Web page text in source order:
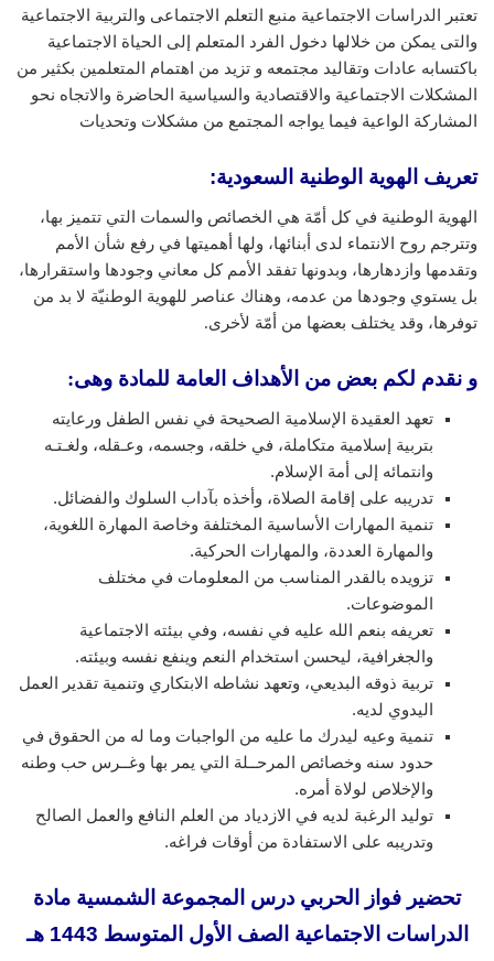
تعتبر الدراسات الاجتماعية منبع التعلم الاجتماعى والتربية الاجتماعية
والتى يمكن من خلالها دخول الفرد المتعلم إلى الحياة الاجتماعية
باكتسابه عادات وتقاليد مجتمعه و تزيد من اهتمام المتعلمين بكثير من
المشكلات الاجتماعية والاقتصادية والسياسية الحاضرة والاتجاه نحو
المشاركة الواعية فيما يواجه المجتمع من مشكلات وتحديات
تعريف الهوية الوطنية السعودية:
الهوية الوطنية في كل أمّة هي الخصائص والسمات التي تتميز بها،
وتترجم روح الانتماء لدى أبنائها، ولها أهميتها في رفع شأن الأمم
وتقدمها وازدهارها، وبدونها تفقد الأمم كل معاني وجودها واستقرارها،
بل يستوي وجودها من عدمه، وهناك عناصر للهوية الوطنيّة لا بد من
توفرها، وقد يختلف بعضها من أمّة لأخرى.
و نقدم لكم بعض من الأهداف العامة للمادة وهى:
تعهد العقيدة الإسلامية الصحيحة في نفس الطفل ورعايته
بتربية إسلامية متكاملة، في خلقه، وجسمه، وعـقله، ولغـتـه
وانتمائه إلى أمة الإسلام.
تدريبه على إقامة الصلاة، وأخذه بآداب السلوك والفضائل.
تنمية المهارات الأساسية المختلفة وخاصة المهارة اللغوية،
والمهارة العددة، والمهارات الحركية.
تزويده بالقدر المناسب من المعلومات في مختلف
الموضوعات.
تعريفه بنعم الله عليه في نفسه، وفي بيئته الاجتماعية
والجغرافية، ليحسن استخدام النعم وينفع نفسه وبيئته.
تربية ذوقه البديعي، وتعهد نشاطه الابتكاري وتنمية تقدير العمل
اليدوي لديه.
تنمية وعيه ليدرك ما عليه من الواجبات وما له من الحقوق في
حدود سنه وخصائص المرحــلة التي يمر بها وغــرس حب وطنه
والإخلاص لولاة أمره.
توليد الرغبة لديه في الازدياد من العلم النافع والعمل الصالح
وتدريبه على الاستفادة من أوقات فراغه.
تحضير فواز الحربي درس المجموعة الشمسية مادة
الدراسات الاجتماعية الصف الأول المتوسط 1443 هـ